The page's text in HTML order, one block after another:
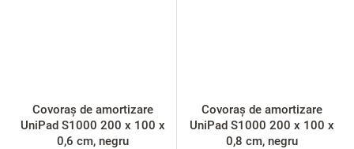
Covoraș de amortizare
UniPad S1000 200 x 100 x
0,6 cm, negru
Covoraș de amortizare
UniPad S1000 200 x 100 x
0,8 cm, negru